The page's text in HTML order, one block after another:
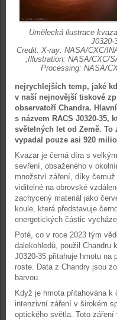
Umělecká ilustrace
J0320-
Credit: X-ray: NASA/CXC/
;Illustration: NASA/CXC/
Processing: NASA/
nejrychlejších temp, jaké
v naší nejnovější tiskové
observatoří Chandra.
s názvem RACS J0320-35,
světelných let od Země. To
vypadal pouze asi 920
Kvazar je černá díra s
sevření, obsaženého v
množství záření, díky
viditelné na obrovské
zachycený materiál jako
koule, která představuje
energetických částic
Poté, co v roce 2023 tým
dalekohledů, použil Chandru
J0320-35 přitahuje hmotu na
roste. Data z Chandry jsou
barvou.
Když je hmota přitahována
intenzivní záření v širokém
optického světla. Toto